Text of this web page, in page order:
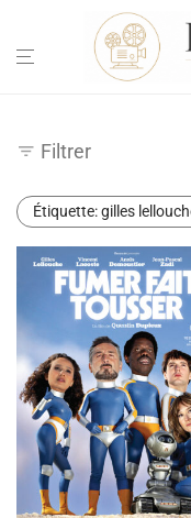
Filtrer
Étiquette:gilles